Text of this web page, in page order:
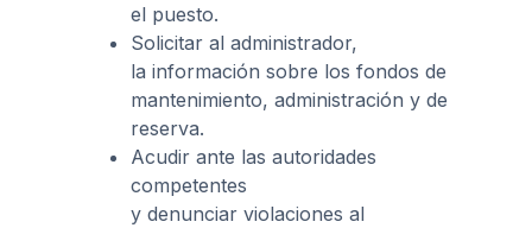
el puesto.
Solicitar al administrador,
la información sobre los fondos de
mantenimiento, administración y de
reserva.
Acudir ante las autoridades
competentes
y denunciar violaciones al